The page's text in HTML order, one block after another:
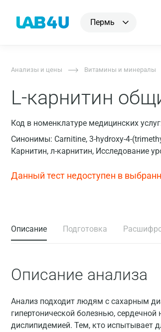
Пермь
Анализы и цены Витамины и минералы
L-карнитин
Код в номенклатуре медицинских
Синонимы: Carnitine, 3-hydroxy-4-
Карнитин, л-карнитин, Исследование
Данный тест недоступен в
Описание Подготовка
Описание анализа
Анализ подходит людям с сахарным
гипертонической болезнью,
дислипидемией. Тем, кто испытывает